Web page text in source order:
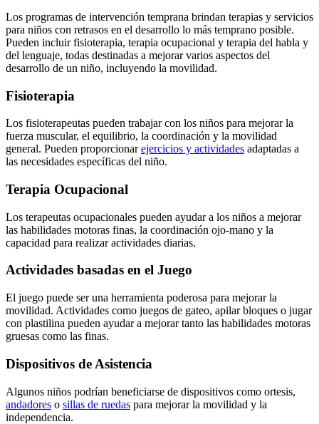
Los programas de intervención temprana brindan terapias y servicios
para niños con retrasos en el desarrollo lo más temprano posible.
Pueden incluir fisioterapia, terapia ocupacional y terapia del habla y
del lenguaje, todas destinadas a mejorar varios aspectos del
desarrollo de un niño, incluyendo la movilidad.
Fisioterapia
Los fisioterapeutas pueden trabajar con los niños para mejorar la
fuerza muscular, el equilibrio, la coordinación y la movilidad
general. Pueden proporcionarejercicios y actividades adaptadas a
las necesidades específicas del niño.
Terapia Ocupacional
Los terapeutas ocupacionales pueden ayudar a los niños a mejorar
las habilidades motoras finas, la coordinación ojo-mano y la
capacidad para realizar actividades diarias.
Actividades basadas en el Juego
El juego puede ser una herramienta poderosa para mejorar la
movilidad. Actividades como juegos de gateo, apilar bloques o jugar
con plastilina pueden ayudar a mejorar tanto las habilidades motoras
gruesas como las finas.
Dispositivos de Asistencia
Algunos niños podrían beneficiarse de dispositivos como ortesis,
andadores o sillas de ruedas para mejorar la movilidad y la
independencia.